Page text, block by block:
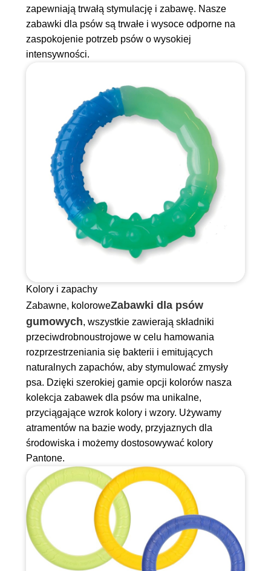
zapewniają trwałą stymulację i zabawę. Nasze
zabawki dla psów są trwałe i wysoce odporne na
zaspokojenie potrzeb psów o wysokiej
intensywności.
Kolory i zapachy
Zabawne, koloroweZabawki dla psów
gumowych, wszystkie zawierają składniki
przeciwdrobnoustrojowe w celu hamowania
rozprzestrzeniania się bakterii i emitujących
naturalnych zapachów, aby stymulować zmysły
psa. Dzięki szerokiej gamie opcji kolorów nasza
kolekcja zabawek dla psów ma unikalne,
przyciągające wzrok kolory i wzory. Używamy
atramentów na bazie wody, przyjaznych dla
środowiska i możemy dostosowywać kolory
Pantone.